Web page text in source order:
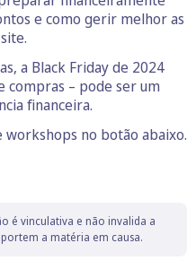
e como gerir melhor as
a Black Friday de 2024
compras – pode ser um
financeira.
workshops no botão abaixo.
é vinculativa e não invalida a
a matéria em causa.